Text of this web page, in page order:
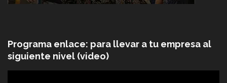
Programa enlace: para llevar a tu empresa al
siguiente nivel (video)